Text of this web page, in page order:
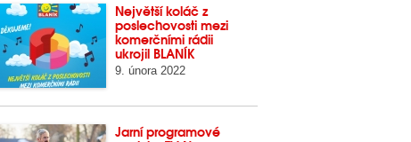
Největší koláč z
poslechovosti mezi
komerčními rádii
ukrojil BLANÍK
9. února 2022
Jarní programové